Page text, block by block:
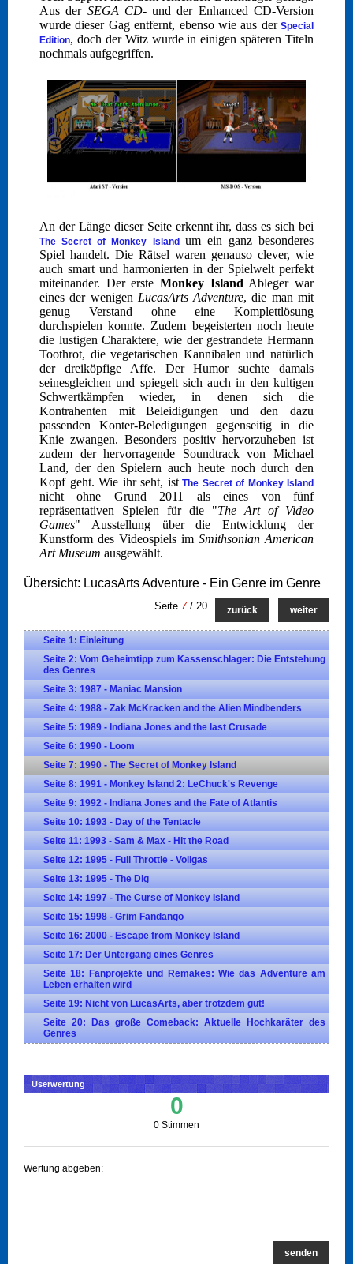
Aus der SEGA CD- und der Enhanced CD-Version
wurde dieser Gag entfernt, ebenso wie aus der Special
Edition, doch der Witz wurde in einigen späteren Titeln
nochmals aufgegriffen.
An der Länge dieser Seite erkennt ihr, dass es sich bei
The Secret of Monkey Island
um ein ganz besonderes
Spiel handelt. Die Rätsel waren genauso clever, wie
auch smart und harmonierten in der Spielwelt perfekt
miteinander. Der erste Monkey Island Ableger war
eines der wenigen LucasArts Adventure, die man mit
genug Verstand ohne eine Komplettlösung
durchspielen konnte. Zudem begeisterten noch heute
die lustigen Charaktere, wie der gestrandete Hermann
Toothrot, die vegetarischen Kannibalen und natürlich
der dreiköpfige Affe. Der Humor suchte damals
seinesgleichen und spiegelt sich auch in den kultigen
Schwertkämpfen wieder, in denen sich die
Kontrahenten mit Beleidigungen und den dazu
passenden Konter-Beledigungen gegenseitig in die
Knie zwangen. Besonders positiv hervorzuheben ist
zudem der hervorragende Soundtrack von Michael
Land, der den Spielern auch heute noch durch den
Kopf geht. Wie ihr seht, ist The Secret of Monkey Island
nicht ohne Grund 2011 als eines von fünf
repräsentativen Spielen für die "The Art of Video
Games" Ausstellung über die Entwicklung der
Kunstform des Videospiels im Smithsonian American
Art Museum ausgewählt.
Übersicht: LucasArts Adventure - Ein Genre im Genre
Seite 7 / 20 weiter
zurück
Seite 1: Einleitung
Seite 2: Vom Geheimtipp zum Kassenschlager: Die Entstehung
des Genres
Seite 3: 1987 - Maniac Mansion
Seite 4: 1988 - Zak McKracken and the Alien Mindbenders
Seite 5: 1989 - Indiana Jones and the last Crusade
Seite 6: 1990 - Loom
Seite 7: 1990 - The Secret of Monkey Island
Seite 8: 1991 - Monkey Island 2: LeChuck's Revenge
Seite 9: 1992 - Indiana Jones and the Fate of Atlantis
Seite 10: 1993 - Day of the Tentacle
Seite 11: 1993 - Sam & Max - Hit the Road
Seite 12: 1995 - Full Throttle - Vollgas
Seite 13: 1995 - The Dig
Seite 14: 1997 - The Curse of Monkey Island
Seite 15: 1998 - Grim Fandango
Seite 16: 2000 - Escape from Monkey Island
Seite 17: Der Untergang eines Genres
Seite 18: Fanprojekte und Remakes: Wie das Adventure am
Leben erhalten wird
Seite 19: Nicht von LucasArts, aber trotzdem gut!
Seite 20: Das große Comeback: Aktuelle Hochkaräter des
Genres
Userwertung
0
0 Stimmen
Wertung abgeben:
senden